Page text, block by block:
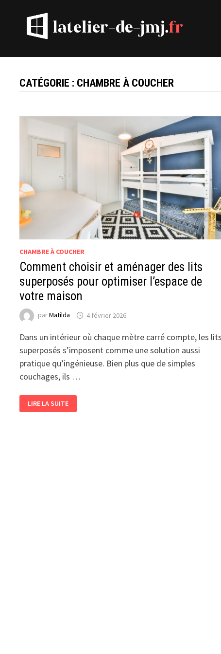
contenu
CATÉGORIE : CHAMBRE À COUCHER
CHAMBRE À COUCHER
Comment choisir et aménager des lits
superposés pour optimiser l’espace de
votre maison
parMatilda 4 février 2026
Dans un intérieur où chaque mètre carré compte, les lits
superposés s’imposent comme une solution aussi
pratique qu’ingénieuse. Bien plus que de simples
couchages, ils …
CHOISIR
ET
LIRE LA SUITE